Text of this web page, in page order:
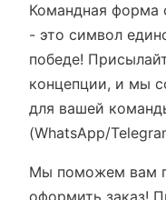
Командная форма
- это символ
победе!
концепции, и мы
для вашей
(WhatsApp/
Мы поможем вам